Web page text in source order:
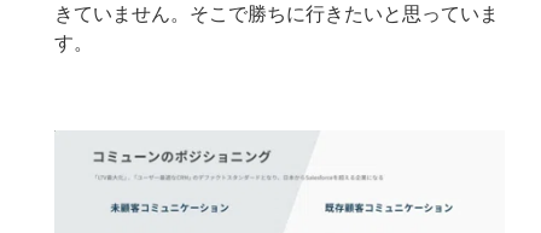
きていません。そこで勝ちに行きたいと思っていま
す。